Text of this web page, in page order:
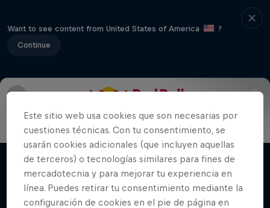
Want to see content from United States of America
?
Continue
Historia Pilotos favoritos
Películas y Shows
Hard Enduro 2025: ¿La
temporada más difícil?
El Hard Enduro es el deporte de motor más
duro de la Tierra
MTB
Este sitio web usa cookies que son necesarias por
cuestiones técnicas. Con tu consentimiento, se
usarán cookies adicionales (que incluyen aquellas
de terceros) o tecnologías similares para fines de
mercadotecnia y para mejorar tu experiencia en
línea. Puedes retirar tu consentimiento mediante la
configuración de cookies en el pie de página en